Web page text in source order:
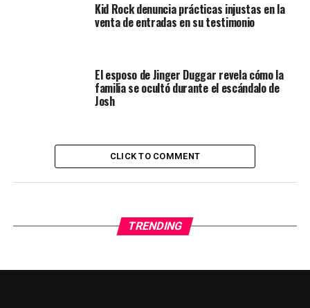
Kid Rock denuncia prácticas injustas en la
venta de entradas en su testimonio
El esposo de Jinger Duggar revela cómo la
familia se ocultó durante el escándalo de
Josh
CLICK TO COMMENT
TRENDING